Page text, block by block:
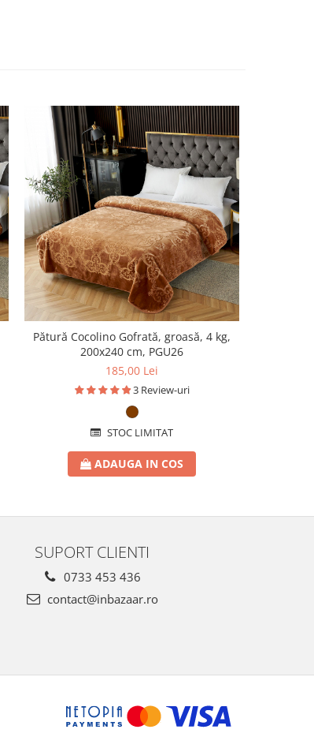
Pătură Cocolino Gofrată, groasă, 4 kg,
200x240 cm, PGU26
185,00 Lei
3 Review-uri
STOC LIMITAT
ADAUGA IN COS
SUPORT CLIENTI
0733 453 436
contact@inbazaar.ro